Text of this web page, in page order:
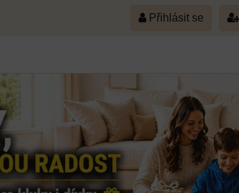
Přihlásit se